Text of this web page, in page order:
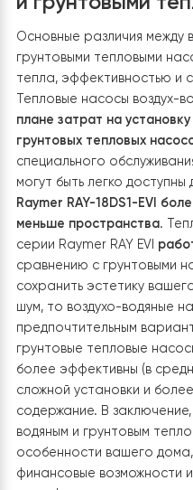
Современные модели
обеспечивают
уровня шума.
насоса воздух-вода
уровень шума,
высокий уровень
Различия
и грунтовыми
Основные различия
грунтовыми тепловыми
тепла, эффективностью
Тепловые насосы
плане затрат на
грунтовых тепловых
специального
могут быть легко
Raymer RAY-18DS1-EVI
меньше пространства .
серии Raymer RAY EVI